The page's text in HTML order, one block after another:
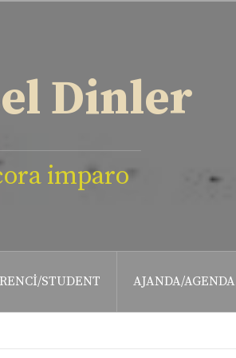
Dinler
imparo
STUDENT AJANDA/AGENDA